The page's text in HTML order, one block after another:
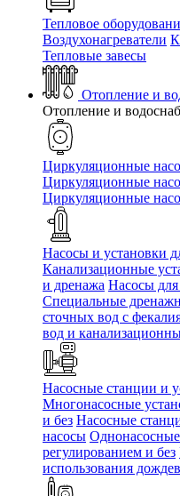
Тепловое
Воздухонагреватели
Тепловые завесы
Отопление и
Отопление и
Циркуляционные
Циркуляционные
Циркуляционные
Насосы и установки
Канализационные
и дренажа Насосы
Специальные
сточных вод c
вод и
Насосные станции и
Многонасосные
и без Насосные
насосы
регулированием и без
использования